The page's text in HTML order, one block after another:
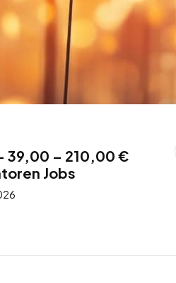
39,00 – 210,00 €
Jobs